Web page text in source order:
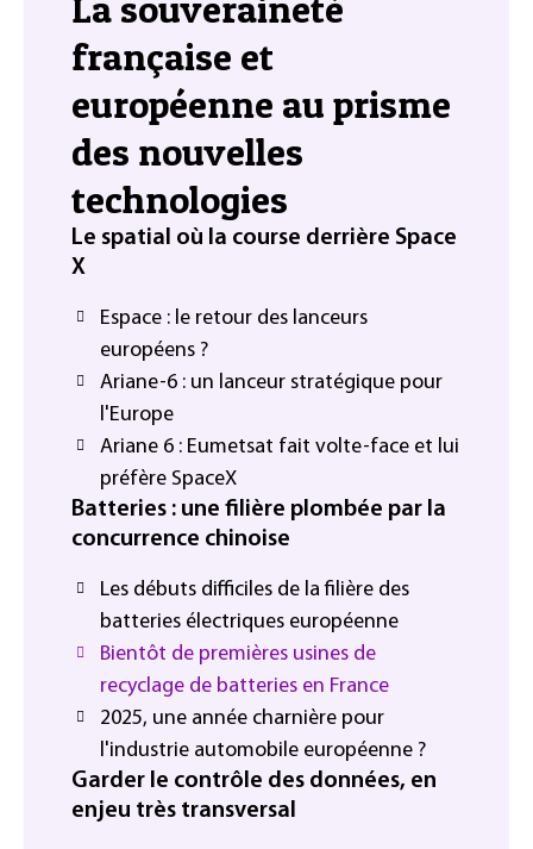
La souveraineté
française et
européenne au prisme
des nouvelles
technologies
Le spatial où la course derrière Space
X
Espace : le retour des lanceurs
européens ?
Ariane-6 : un lanceur stratégique pour
l'Europe
Ariane 6 : Eumetsat fait volte-face et lui
préfère SpaceX
Batteries : une filière plombée par la
concurrence chinoise
Les débuts difficiles de la filière des
batteries électriques européenne
Bientôt de premières usines de
recyclage de batteries en France
2025, une année charnière pour
l'industrie automobile européenne ?
Garder le contrôle des données, en
enjeu très transversal